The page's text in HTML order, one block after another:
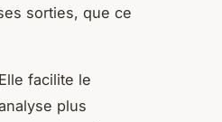
sorties, que ce
facilite le
plus